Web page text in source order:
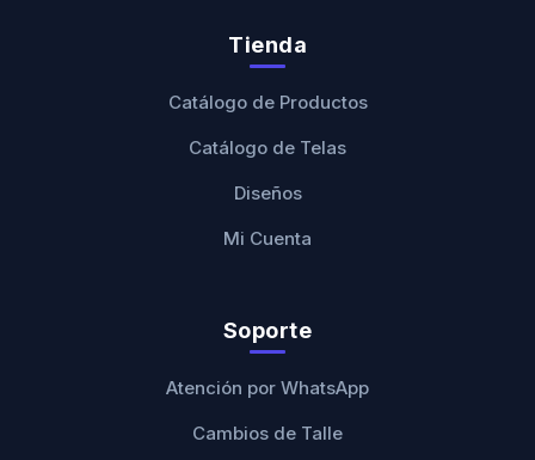
Tienda
Catálogo de Productos
Catálogo de Telas
Diseños
Mi Cuenta
Soporte
Atención por WhatsApp
Cambios de Talle